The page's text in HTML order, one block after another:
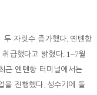
두 자릿수 증가했다. 옌톈항
취급했다고 밝혔다. 1~7월
근 옌톈항 터미널에서는
을 진행했다. 성수기에 돌